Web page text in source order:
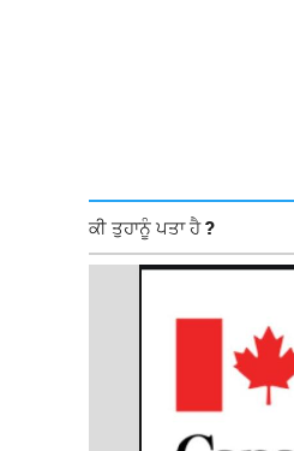
ਕੀ ਤੁਹਾਨੂੰ ਪਤਾ ਹੈ ?